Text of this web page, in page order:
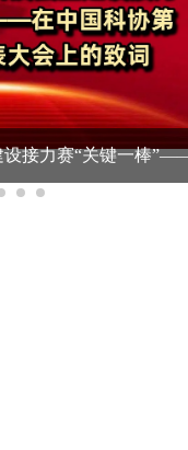
设接力赛“关键一棒